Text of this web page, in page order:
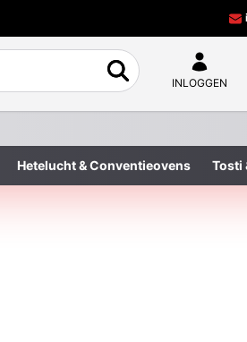
INLOGGEN
Hetelucht & Conventieovens Tosti